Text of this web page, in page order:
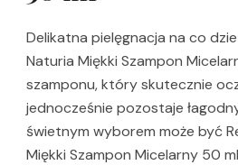
Delikatna pielęgnacja na co
Naturia Miękki Szampon
szamponu, który skutecznie
jednocześnie pozostaje
świetnym wyborem może być
Miękki Szampon Micelarny 50